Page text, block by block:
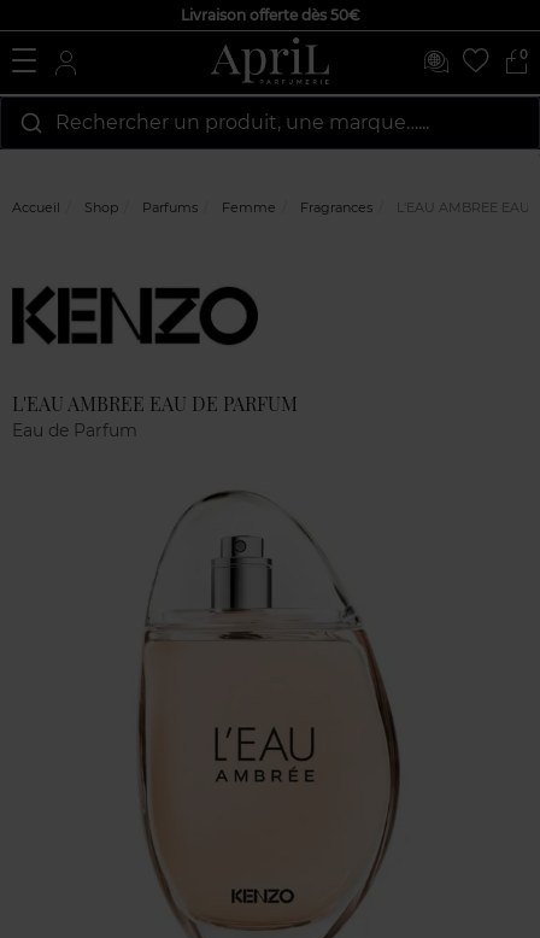
Livraison offerte dès 50€
0
Rechercher un produit, une marque…...
Accueil Shop Parfums Femme Fragrances L'EAU AMBREE EAU
L'EAU AMBREE EAU DE PARFUM
Eau de Parfum